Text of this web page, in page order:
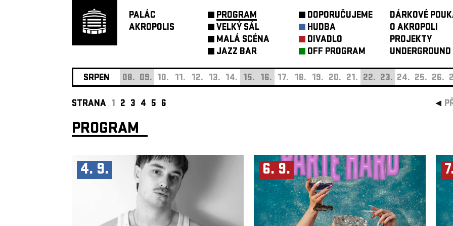
PALÁC
AKROPOLIS
PROGRAM
VELKÝ SÁL
MALÁ SCÉNA
JAZZ BAR
DOPORUČUJEME
HUDBA
DIVADLO
OFF PROGRAM
DÁRKOVÉ
O AKROPOLI
PROJEKTY
UNDERGROUND
SRPEN 08. 09. 10. 11. 12. 13. 14. 15. 16. 17. 18. 19. 20. 21. 22. 23. 24. 25. 26.
STRANA 1 2 3 4 5 6
PROGRAM
4. 9. 6. 9.